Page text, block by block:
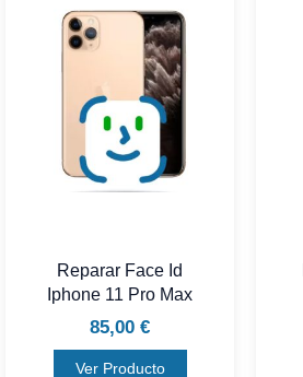
Reparar Face Id
Iphone 11 Pro Max
85,00 €
Ver Producto